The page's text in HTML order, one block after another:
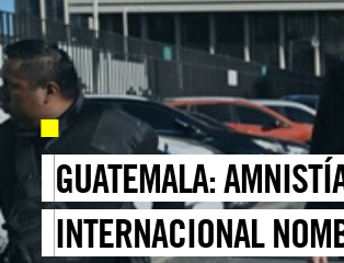
GUATEMALA:
INTERNACIONAL